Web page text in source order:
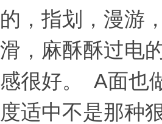
的，指划，漫游
滑，麻酥酥过电
感很好。 A面也
度适中不是那种